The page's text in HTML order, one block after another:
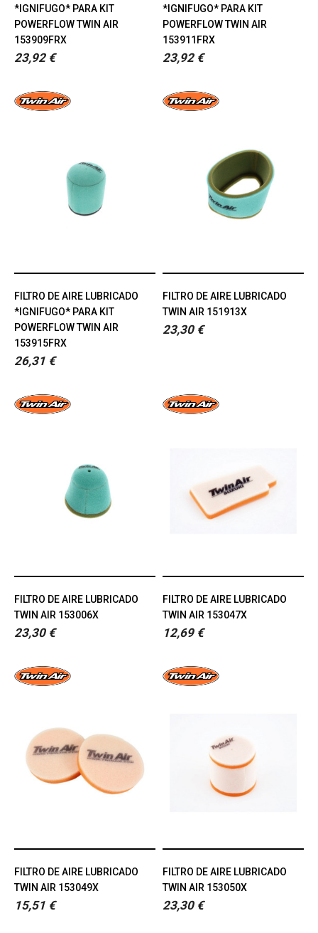
*IGNIFUGO* PARA KIT
POWERFLOW TWIN AIR
153909FRX
23,92 €
*IGNIFUGO* PARA KIT
POWERFLOW TWIN AIR
153911FRX
23,92 €
FILTRO DE AIRE LUBRICADO
*IGNIFUGO* PARA KIT
POWERFLOW TWIN AIR
153915FRX
26,31 €
FILTRO DE AIRE LUBRICADO
TWIN AIR 151913X
23,30 €
FILTRO DE AIRE LUBRICADO
TWIN AIR 153006X
23,30 €
FILTRO DE AIRE LUBRICADO
TWIN AIR 153047X
12,69 €
FILTRO DE AIRE LUBRICADO
TWIN AIR 153049X
15,51 €
FILTRO DE AIRE LUBRICADO
TWIN AIR 153050X
23,30 €